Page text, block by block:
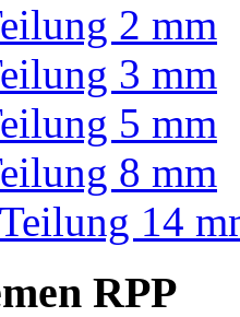
2 mm
3 mm
5 mm
8 mm
14
RPP